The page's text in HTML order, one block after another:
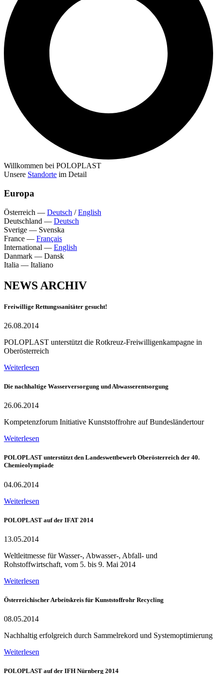
Willkommen bei POLOPLAST
Unsere Standorte im Detail
Europa
Österreich — Deutsch /English
Deutschland — Deutsch
Sverige — Svenska
France — Français
International — English
Danmark — Dansk
Italia — Italiano
NEWS ARCHIV
Freiwillige Rettungssanitäter gesucht!
26.08.2014
POLOPLAST unterstützt die Rotkreuz-Freiwilligenkampagne in
Oberösterreich
Weiterlesen
Die nachhaltige Wasserversorgung und Abwasserentsorgung
26.06.2014
Kompetenzforum Initiative Kunststoffrohre auf Bundesländertour
Weiterlesen
POLOPLAST unterstützt den Landeswettbewerb Oberösterreich der 40.
Chemieolympiade
04.06.2014
Weiterlesen
POLOPLAST auf der IFAT 2014
13.05.2014
Weltleitmesse für Wasser-, Abwasser-, Abfall- und
Rohstoffwirtschaft, vom 5. bis 9. Mai 2014
Weiterlesen
Österreichischer Arbeitskreis für Kunststoffrohr Recycling
08.05.2014
Nachhaltig erfolgreich durch Sammelrekord und Systemoptimierung
Weiterlesen
POLOPLAST auf der IFH Nürnberg 2014